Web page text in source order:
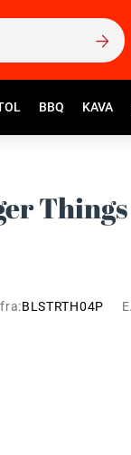
BBQ KAVA
Things
BLSTRTH04P